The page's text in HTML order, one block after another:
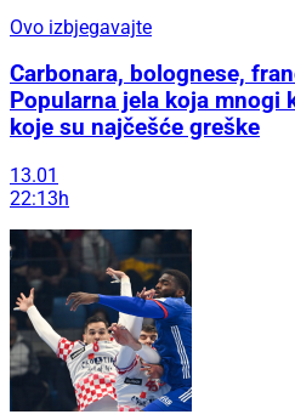
Ovo izbjegavajte
Carbonara, bolognese,
Popularna jela koja mnogi
koje su najčešće greške
13.01
22:13h